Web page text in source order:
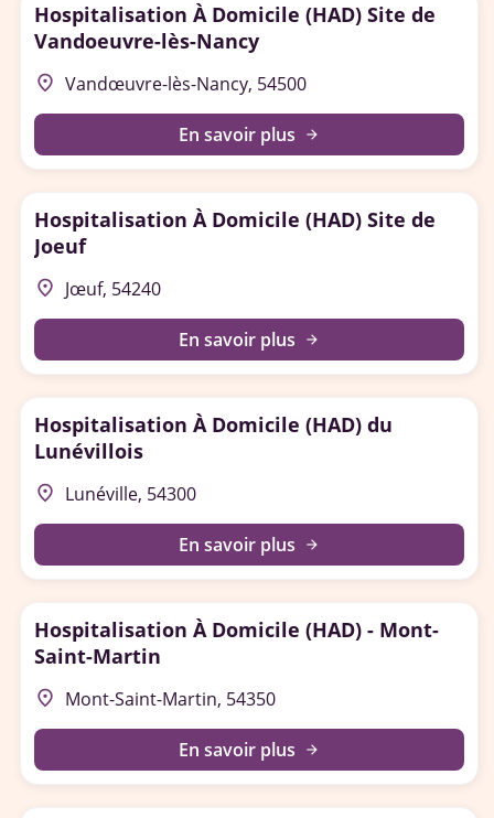
Hospitalisation À Domicile (HAD) Site de
Vandoeuvre-lès-Nancy
place Vandœuvre-lès-Nancy, 54500
En savoir plus arrow_forward
Hospitalisation À Domicile (HAD) Site de
Joeuf
place Jœuf, 54240
En savoir plus arrow_forward
Hospitalisation À Domicile (HAD) du
Lunévillois
place Lunéville, 54300
En savoir plus arrow_forward
Hospitalisation À Domicile (HAD) - Mont-
Saint-Martin
place Mont-Saint-Martin, 54350
En savoir plus arrow_forward